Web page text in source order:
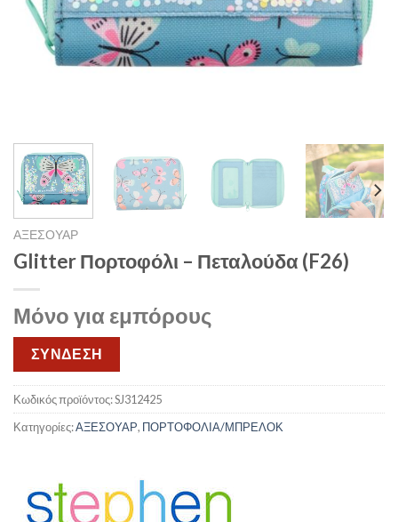
ΑΞΕΣΟΥΑΡ
Glitter Πορτοφόλι – Πεταλούδα (F26)
Μόνο για εμπόρους
ΣΥΝΔΕΣΗ
Κωδικός προϊόντος:SJ312425
Κατηγορίες:ΑΞΕΣΟΥΑΡ, ΠΟΡΤΟΦΟΛΙΑ/ΜΠΡΕΛΟΚ